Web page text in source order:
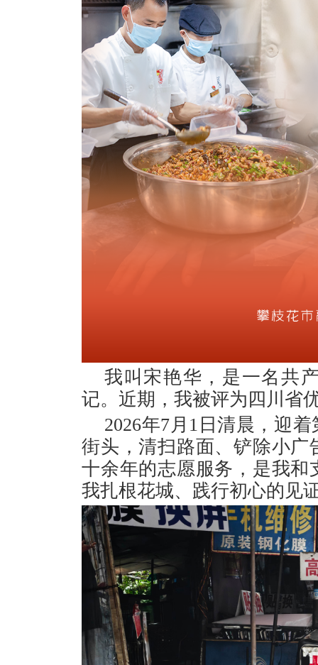
我叫宋艳华，是一名共
记。近期，我被评为四川省
2026年7月1日清晨，迎
街头，清扫路面、铲除小
十余年的志愿服务，是我
我扎根花城、践行初心的见